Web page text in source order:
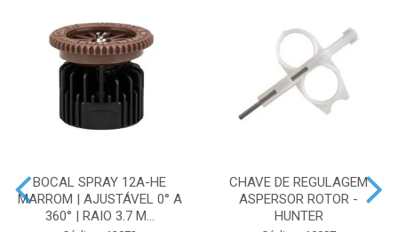
BOCAL SPRAY 12A-HE
MARROM | AJUSTÁVEL 0° A
360° | RAIO 3.7 M...
CHAVE DE REGULAGEM
ASPERSOR ROTOR -
HUNTER